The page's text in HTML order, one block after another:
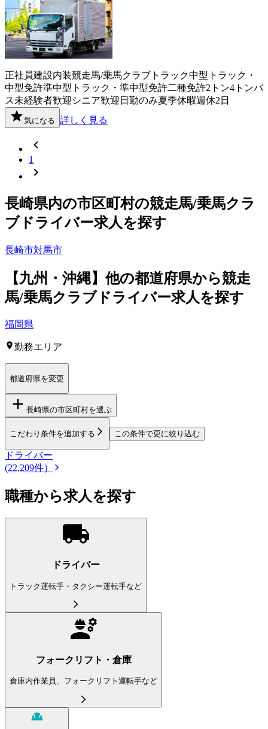
正社員建設内装競走馬/乗馬クラブ トラック中型トラック・
中型免許準中型トラック・準中型免許二種免許2トン4トンバ
ス未経験者歓迎 シニア歓迎 日勤のみ夏季休暇週休2日
気になる 詳しく見る
1
長崎県内の市区町村の競走馬/乗馬クラ
ブ ドライバー求人を探す
長崎市対馬市
【九州・沖縄】他の都道府県から競走
馬/乗馬クラブドライバー求人を探す
福岡県
勤務エリア
都道府県を変更
長崎県の市区町村を選ぶ
こだわり条件を追加する この条件で更に絞り込む
ドライバー
(22,209件）
職種から求人を探す
ドライバー
トラック運転手・タクシー運転手など
フォークリフト・倉庫
倉庫内作業員、フォークリフト運転手など